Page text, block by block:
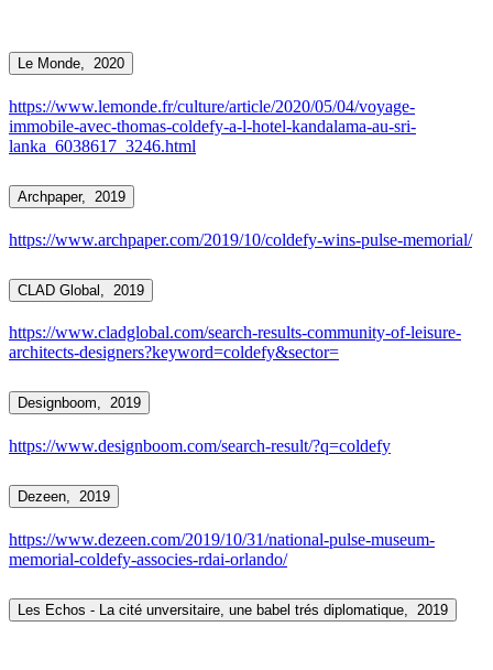
Le Monde, 2020
https://www.lemonde.fr/culture/article/2020/05/04/voyage-
immobile-avec-thomas-coldefy-a-l-hotel-kandalama-au-sri-
lanka_6038617_3246.html
Archpaper, 2019
https://www.archpaper.com/2019/10/coldefy-wins-pulse-memorial/
CLAD Global, 2019
https://www.cladglobal.com/search-results-community-of-leisure-
architects-designers?keyword=coldefy&sector=
Designboom, 2019
https://www.designboom.com/search-result/?q=coldefy
Dezeen, 2019
https://www.dezeen.com/2019/10/31/national-pulse-museum-
memorial-coldefy-associes-rdai-orlando/
Les Echos - La cité unversitaire, une babel trés diplomatique, 2019